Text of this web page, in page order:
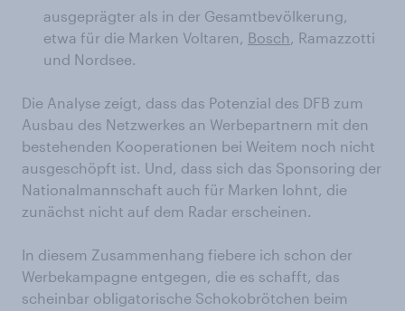
ausgeprägter als in der Gesamtbevölkerung,
etwa für die Marken Voltaren, Bosch , Ramazzotti
und Nordsee.
Die Analyse zeigt, dass das Potenzial des DFB zum
Ausbau des Netzwerkes an Werbepartnern mit den
bestehenden Kooperationen bei Weitem noch nicht
ausgeschöpft ist. Und, dass sich das Sponsoring der
Nationalmannschaft auch für Marken lohnt, die
zunächst nicht auf dem Radar erscheinen.
In diesem Zusammenhang fiebere ich schon der
Werbekampagne entgegen, die es schafft, das
scheinbar obligatorische Schokobrötchen beim